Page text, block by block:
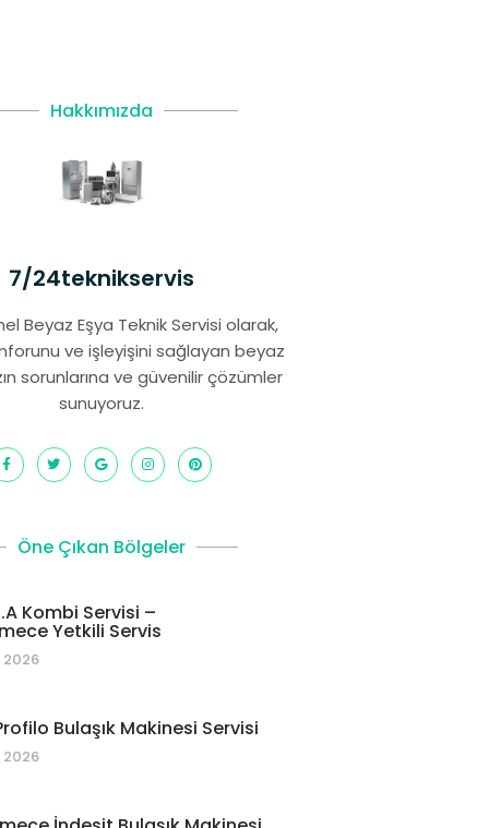
Hakkımızda
7/24teknikservis
Beyaz Eşya Teknik Servisi olarak,
ve işleyişini sağlayan beyaz
sorunlarına ve güvenilir çözümler
sunuyoruz.
Öne Çıkan Bölgeler
Kombi Servisi –
Yetkili Servis
2026
Bulaşık Makinesi Servisi
2026